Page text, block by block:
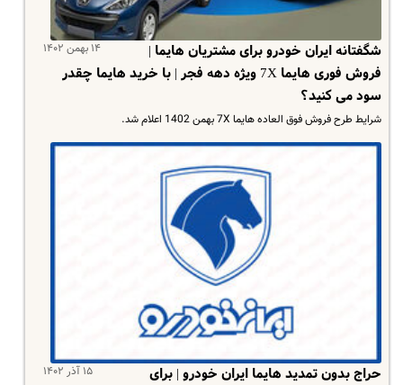
۱۴ بهمن ۱۴۰۲
شگفتانه ایران خودرو برای مشتریان هایما |
فروش فوری هایما 7X ویژه دهه فجر | با خرید هایما چقدر
سود می کنید؟
شرایط طرح فروش فوق العاده هایما 7X بهمن 1402 اعلام شد.
۱۵ آذر ۱۴۰۲
حراج بدون تمدید هایما ایران خودرو | برای